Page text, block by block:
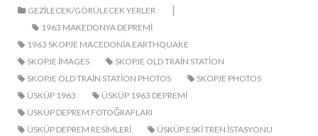
GEZILECEK/GÖRÜLECEK YERLER |
1963 MAKEDONYA DEPREMI
1963 SKOPJE MACEDONIA EARTHQUAKE
SKOPJE IMAGES
SKOPJE OLD TRAIN STATION
SKOPJE OLD TRAIN STATION PHOTOS
SKOPJE PHOTOS
ÜSKÜP 1963
ÜSKÜP 1963 DEPREMI
ÜSKÜP DEPREM FOTOĞRAFLARI
ÜSKÜP DEPREM RESIMLERI
ÜSKÜP ESKI TREN ISTASYONU